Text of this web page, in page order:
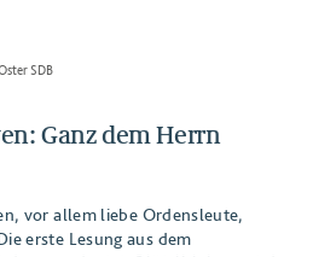
SDB
Ganz dem Herrn
vor allem liebe Ordensleute,
erste Lesung aus dem